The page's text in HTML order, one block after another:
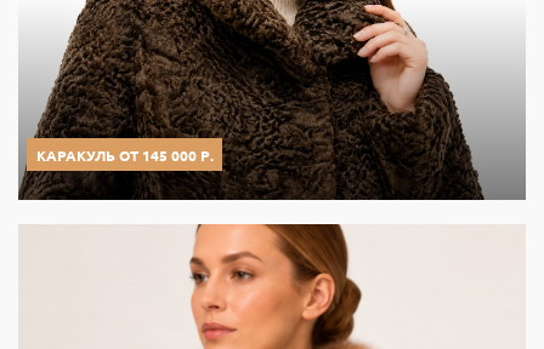
КАРАКУЛЬ ОТ 145 000 Р.